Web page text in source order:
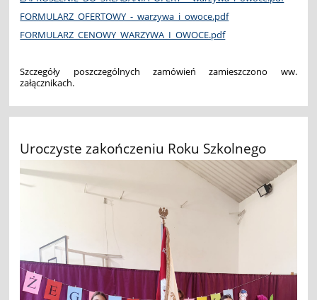
FORMULARZ_OFERTOWY_-_warzywa_i_owoce.pdf
FORMULARZ_CENOWY_WARZYWA_I_OWOCE.pdf
Szczegóły poszczególnych zamówień zamieszczono ww.
załącznikach.
Uroczyste zakończeniu Roku Szkolnego